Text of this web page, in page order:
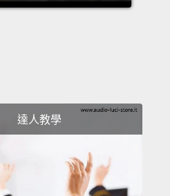
let's taste it.
What do you think?
達人教學